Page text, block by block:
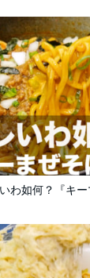
わ如何？『キ